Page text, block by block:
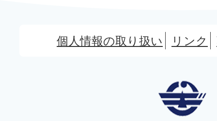
個人情報の取り扱い リンク